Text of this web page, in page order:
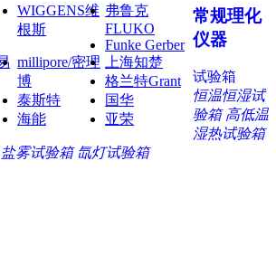
WIGGENS维
根斯
弗鲁克
FLUKO
Funke Gerber
millipore/密理
博
上海知楚
格兰特Grant
泰斯特
国华
海能
亚荣
常规理化
仪器
试验箱
恒温恒湿试
验箱 高低温
湿热试验箱
盐雾试验箱 氙灯试验箱